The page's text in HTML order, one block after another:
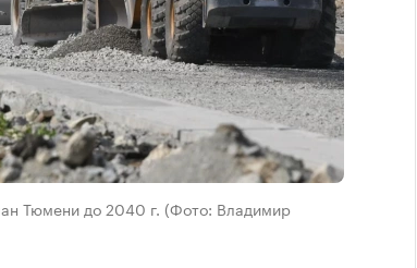
Тюмени до 2040 г. (Фото: Владимир